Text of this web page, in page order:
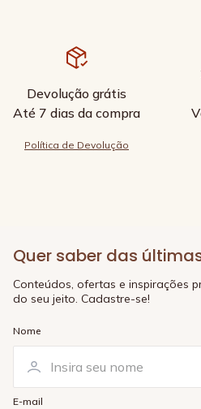
Devolução grátis
Até 7 dias da compra
Política de Devolução
Quer saber das
Conteúdos, ofertas e inspirações
do seu jeito. Cadastre-se!
Nome
E-mail